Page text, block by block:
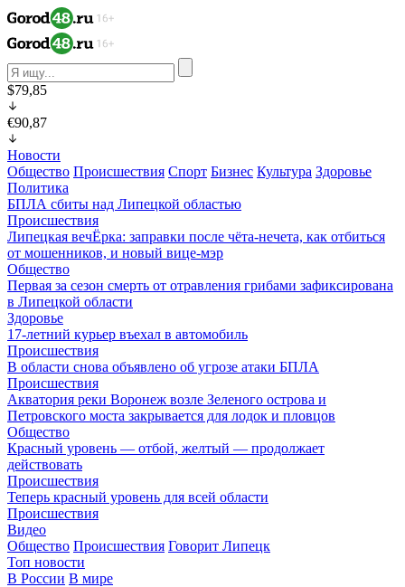
$79,85
€90,87
Новости
Общество Происшествия Спорт Бизнес Культура Здоровье
Политика
БПЛА сбиты над Липецкой областью
Происшествия
Липецкая вечЁрка: заправки после чёта-нечета, как отбиться
от мошенников, и новый вице-мэр
Общество
Первая за сезон смерть от отравления грибами зафиксирована
в Липецкой области
Здоровье
17-летний курьер въехал в автомобиль
Происшествия
В области снова объявлено об угрозе атаки БПЛА
Происшествия
Акватория реки Воронеж возле Зеленого острова и
Петровского моста закрывается для лодок и пловцов
Общество
Красный уровень — отбой, желтый — продолжает
действовать
Происшествия
Теперь красный уровень для всей области
Происшествия
Видео
Общество Происшествия Говорит Липецк
Топ новости
В России В мире